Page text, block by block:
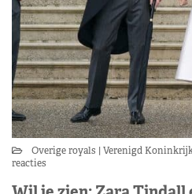
Overige royals Verenigd
reacties